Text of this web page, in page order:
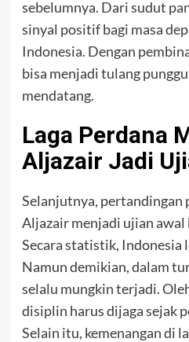
sebelumnya. Dari sudut
sinyal positif bagi masa
Indonesia. Dengan
bisa menjadi tulang
mendatang.
Laga Perdana
Aljazair Jadi
Selanjutnya, pertandingan
Aljazair menjadi ujian awal
Secara statistik, Indonesia
Namun demikian, dalam
selalu mungkin terjadi.
disiplin harus dijaga sejak
Selain itu, kemenangan di